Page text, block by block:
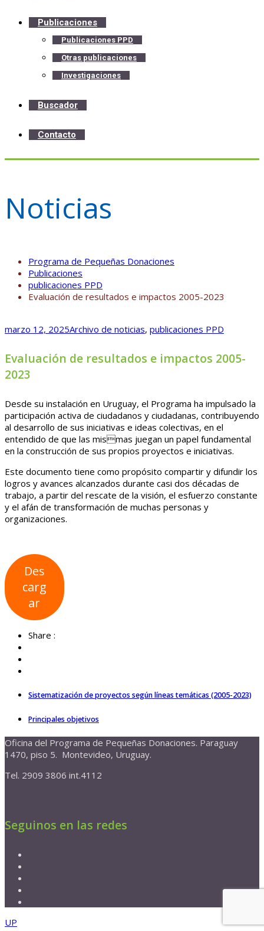
Publicaciones
Publicaciones PPD
Otras publicaciones
Investigaciones
Buscador
Contacto
Noticias
Programa de Pequeñas Donaciones
Publicaciones
publicaciones PPD
Evaluación de resultados e impactos 2005-2023
marzo 12, 2025Archivo de noticias, publicaciones PPD
Evaluación de resultados e impactos 2005-
2023
Desde su instalación en Uruguay, el Programa ha impulsado la
participación activa de ciudadanos y ciudadanas, contribuyendo
al desarrollo de sus iniciativas e ideas colectivas, en el
entendido de que las mismas juegan un papel fundamental
en la construcción de sus propios proyectos e iniciativas.
Este documento tiene como propósito compartir y difundir los
logros y avances alcanzados durante casi dos décadas de
trabajo, a partir del rescate de la visión, el esfuerzo constante
y el afán de transformación de muchas personas y
organizaciones.
Des
carg
ar
Share :
Sistematización de proyectos según líneas temáticas (2005-2023)
Principales objetivos
Oficina del Programa de Pequeñas Donaciones. Paraguay
1470, piso 5. Montevideo, Uruguay.
Tel. 2909 3806 int.4112
Seguinos en las redes
UP